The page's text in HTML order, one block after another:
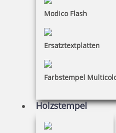
Modico Flash
Ersatztextplatten
Farbstempel
Holzstempel
3 Artikel in der Kategorie
Pixelstamp Tiere